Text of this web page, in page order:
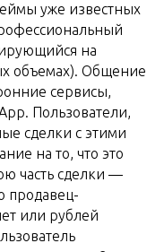
уже известных
на
объемах). Общение
сервисы,
Пользователи,
сделки с этими
на то, что это
часть сделки —
продавец-
или рублей